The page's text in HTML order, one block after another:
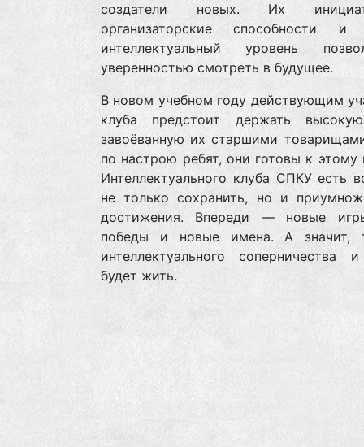
создатели новых. Их
организаторские способности и
интеллектуальный уровень
уверенностью смотреть в будущее.
В новом учебном году действующим
клуба предстоит держать
завоёванную их старшими
по настрою ребят, они готовы к этому
Интеллектуального клуба СПКУ есть
не только сохранить, но и
достижения. Впереди — новые
победы и новые имена. А значит,
интеллектуального соперничества
будет жить.